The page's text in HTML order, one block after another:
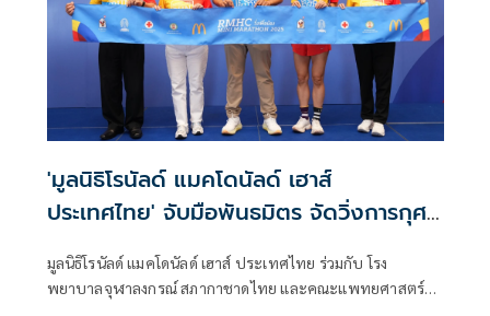
'มูลนิธิโรนัลด์ แมคโดนัลด์ เฮาส์
ประเทศไทย' จับมือพันธมิตร จัดวิ่งการกุศล
มูลนิธิโรนัลด์ แมคโดนัลด์ เฮาส์ ประเทศไทย ร่วมกับ โรง
พยาบาลจุฬาลงกรณ์ สภากาชาดไทย และคณะแพทยศาสตร์